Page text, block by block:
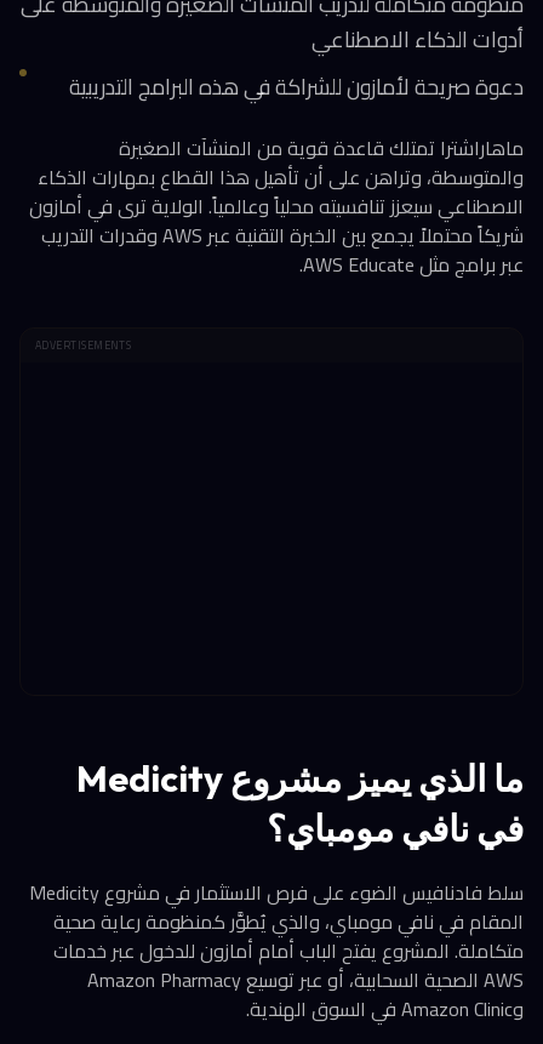
أدوات الذكاء الاصطناعي
دعوة صريحة لأمازون للشراكة في هذه البرامج التدريبية
ماهاراشترا تمتلك قاعدة قوية من المنشآت الصغيرة
والمتوسطة، وتراهن على أن تأهيل هذا القطاع بمهارات الذكاء
الاصطناعي سيعزز تنافسيته محلياً وعالمياً. الولاية ترى في أمازون
شريكاً محتملاً يجمع بين الخبرة التقنية عبر AWS وقدرات التدريب
عبر برامج مثل AWS Educate.
ADVERTISEMENTS
ما الذي يميز مشروع Medicity
في نافي مومباي؟
سلط فادنافيس الضوء على فرص الاستثمار في مشروع Medicity
المقام في نافي مومباي، والذي يُطوَّر كمنظومة رعاية صحية
متكاملة. المشروع يفتح الباب أمام أمازون للدخول عبر خدمات
AWS الصحية السحابية، أو عبر توسيع Amazon Pharmacy
وAmazon Clinic في السوق الهندية.